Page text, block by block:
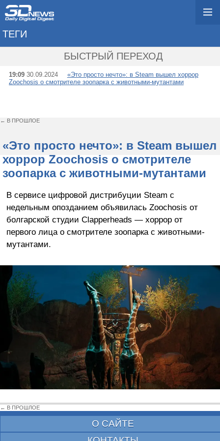
ТЕГИ
БЫСТРЫЙ ПЕРЕХОД
19:09 30.09.2024
«Это просто нечто»: в Steam вышел хоррор
Zoochosis о смотрителе зоопарка с животными-мутантами
← В ПРОШЛОЕ
«Это просто нечто»: в Steam вышел
хоррор Zoochosis о смотрителе
зоопарка с животными-мутантами
В сервисе цифровой дистрибуции Steam с
недельным опозданием объявилась Zoochosis от
болгарской студии Clapperheads — хоррор от
первого лица о смотрителе зоопарка с животными-
мутантами.
← В ПРОШЛОЕ
О САЙТЕ